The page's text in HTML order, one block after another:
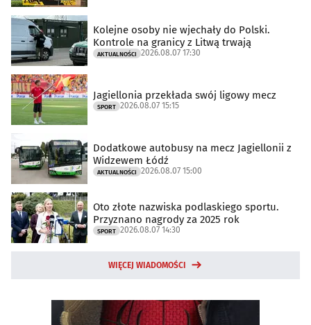
Kolejne osoby nie wjechały do Polski.
Kontrole na granicy z Litwą trwają
AKTUALNOŚCI 2026.08.07 17:30
Jagiellonia przekłada swój ligowy mecz
SPORT 2026.08.07 15:15
Dodatkowe autobusy na mecz Jagiellonii z
Widzewem Łódź
AKTUALNOŚCI 2026.08.07 15:00
Oto złote nazwiska podlaskiego sportu.
Przyznano nagrody za 2025 rok
SPORT 2026.08.07 14:30
WIĘCEJ WIADOMOŚCI